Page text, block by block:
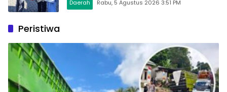
Daerah Rabu, 5 Agustus 2026 3:51 PM
Peristiwa